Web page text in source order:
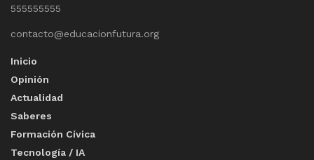
555555555
contacto@educacionfutura.org
Inicio
Opinión
Actualidad
Saberes
Formación Cívica
Tecnología / IA